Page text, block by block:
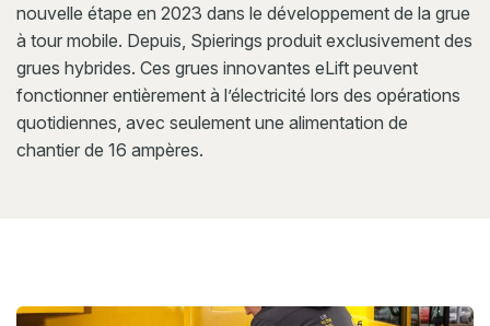
nouvelle étape en 2023 dans le développement de la grue
à tour mobile. Depuis, Spierings produit exclusivement des
grues hybrides. Ces grues innovantes eLift peuvent
fonctionner entièrement à l’électricité lors des opérations
quotidiennes, avec seulement une alimentation de
chantier de 16 ampères.